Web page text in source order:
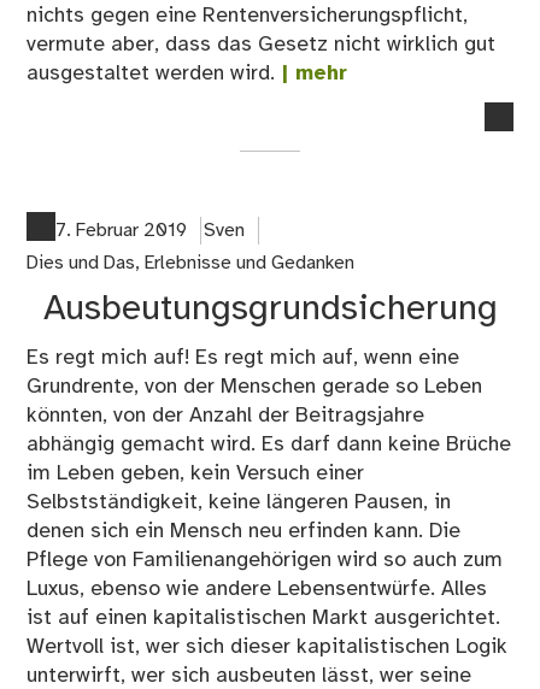
nichts gegen eine Rentenversicherungspflicht,
vermute aber, dass das Gesetz nicht wirklich gut
ausgestaltet werden wird. | mehr
7. Februar 2019
Sven
Dies und Das, Erlebnisse und Gedanken
Ausbeutungsgrundsicherung
Es regt mich auf! Es regt mich auf, wenn eine
Grundrente, von der Menschen gerade so Leben
könnten, von der Anzahl der Beitragsjahre
abhängig gemacht wird. Es darf dann keine Brüche
im Leben geben, kein Versuch einer
Selbstständigkeit, keine längeren Pausen, in
denen sich ein Mensch neu erfinden kann. Die
Pflege von Familienangehörigen wird so auch zum
Luxus, ebenso wie andere Lebensentwürfe. Alles
ist auf einen kapitalistischen Markt ausgerichtet.
Wertvoll ist, wer sich dieser kapitalistischen Logik
unterwirft, wer sich ausbeuten lässt, wer seine